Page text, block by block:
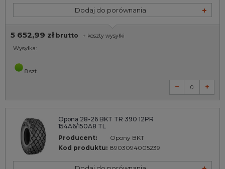
Dodaj do porównania
5 652,99 zł brutto + koszty wysyłki
Wysyłka:
8 szt.
Opona 28-26 BKT TR 390 12PR
154A6/150A8 TL
Producent:
Opony BKT
Kod produktu: 8903094005239